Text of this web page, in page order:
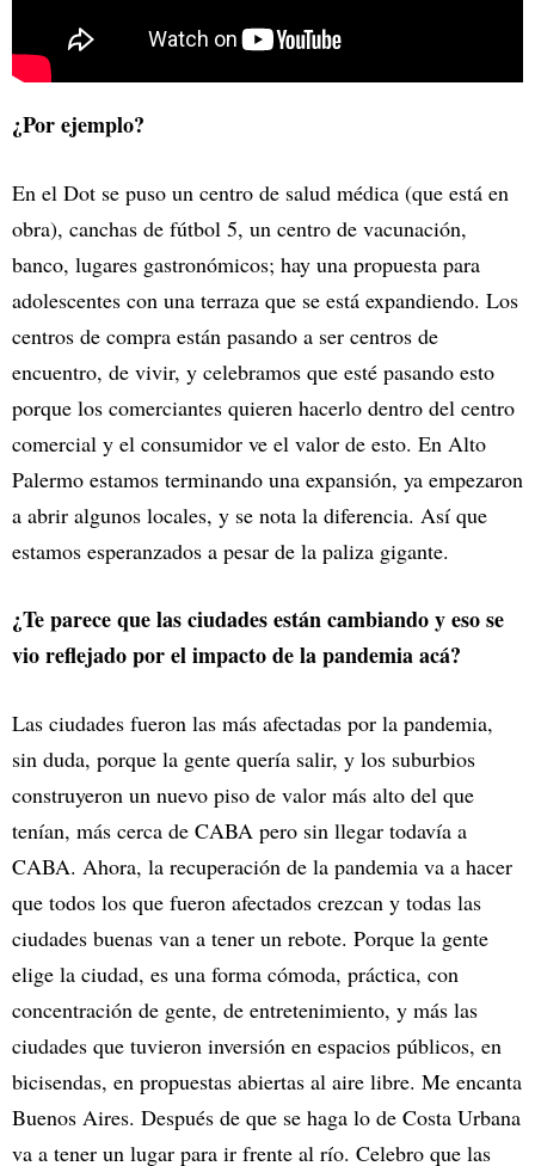
¿Por ejemplo?
En el Dot se puso un centro de salud médica (que está en
obra), canchas de fútbol 5, un centro de vacunación,
banco, lugares gastronómicos; hay una propuesta para
adolescentes con una terraza que se está expandiendo. Los
centros de compra están pasando a ser centros de
encuentro, de vivir, y celebramos que esté pasando esto
porque los comerciantes quieren hacerlo dentro del centro
comercial y el consumidor ve el valor de esto. En Alto
Palermo estamos terminando una expansión, ya empezaron
a abrir algunos locales, y se nota la diferencia. Así que
estamos esperanzados a pesar de la paliza gigante.
¿Te parece que las ciudades están cambiando y eso se
vio reflejado por el impacto de la pandemia acá?
Las ciudades fueron las más afectadas por la pandemia,
sin duda, porque la gente quería salir, y los suburbios
construyeron un nuevo piso de valor más alto del que
tenían, más cerca de CABA pero sin llegar todavía a
CABA. Ahora, la recuperación de la pandemia va a hacer
que todos los que fueron afectados crezcan y todas las
ciudades buenas van a tener un rebote. Porque la gente
elige la ciudad, es una forma cómoda, práctica, con
concentración de gente, de entretenimiento, y más las
ciudades que tuvieron inversión en espacios públicos, en
bicisendas, en propuestas abiertas al aire libre. Me encanta
Buenos Aires. Después de que se haga lo de Costa Urbana
va a tener un lugar para ir frente al río. Celebro que las